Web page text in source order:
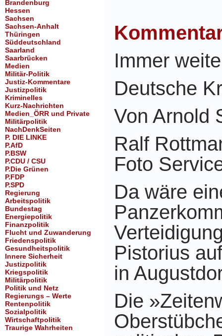
Brandenburg
Hessen
Sachsen
Sachsen-Anhalt
Thüringen
Süddeutschland
Saarland
Saarbrücken
Medien
Militär-Politik
Justiz-Kommentare
Justizpolitik
Kriminelles
Kurz-Nachrichten
Medien_ÖRR und Private
Militärpolitik
NachDenkSeiten
P. DIE LINKE
P.AfD
P.BSW
P.CDU / CSU
P.Die Grünen
P.FDP
P.SPD
Regierung
Arbeitspolitik
Bundestag
Energiepolitik
Finanzpolitik
Flucht und Zuwanderung
Friedenspolitik
Gesundheitspolitik
Innere Sicherheit
Justizpolitik
Kriegspolitik
Militärpolitik
Politik und Netz
Regierungs – Werte
Rentenpolitik
Sozialpolitik
Wirtschaftpolitik
Traurige Wahrheiten
Immer
Deutsche
Von Arnold
Ralf
Foto
Da wäre
Pistorius
in
Die